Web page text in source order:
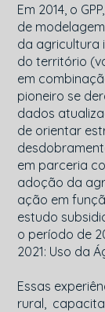
Em 2014, o
de
da agricultura
do território
em
pioneiro se
dados
de orientar
em parceria
adoção da
ação em
estudo
o período de
2021: Uso da
Essas
rural,